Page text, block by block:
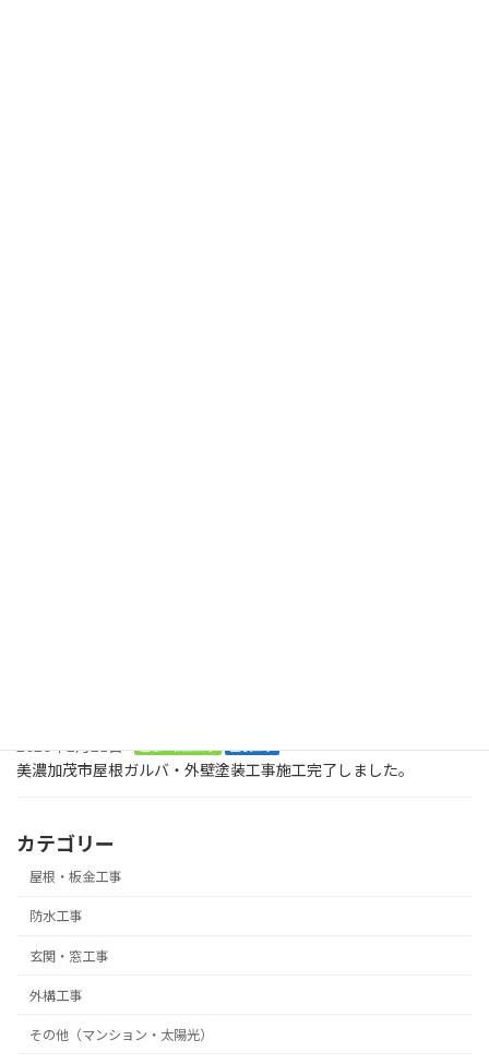
2026年2月21日
美濃加茂市屋根ガルバ・外壁塗装工事施工完了しました。
カテゴリー
屋根・板金工事
防水工事
玄関・窓工事
外構工事
その他（マンション・太陽光）